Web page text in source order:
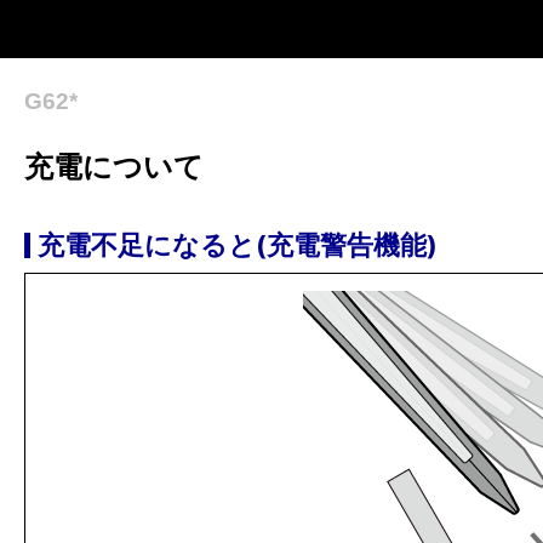
G62*
充電について
充電不足になると(充電警告機能)